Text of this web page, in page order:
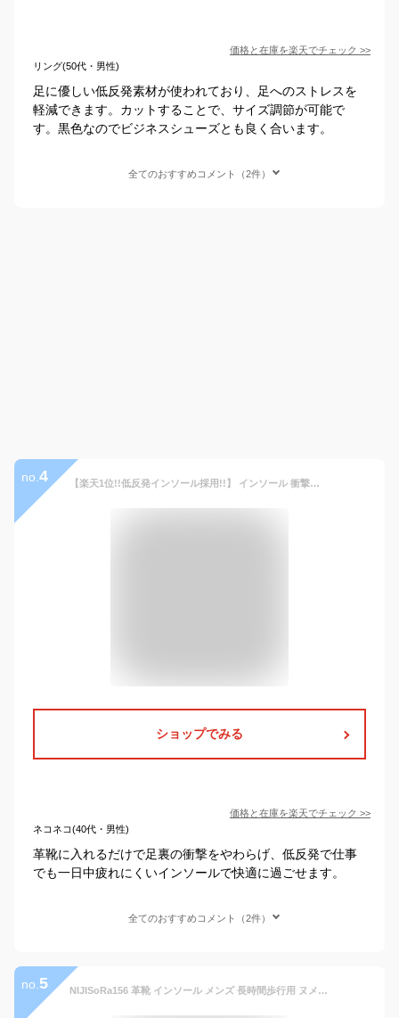
価格と在庫を楽天でチェック >>
リング(50代・男性)
足に優しい低反発素材が使われており、足へのストレスを
軽減できます。カットすることで、サイズ調節が可能で
す。黒色なのでビジネスシューズとも良く合います。
全てのおすすめコメント（2件）
no. 4 【楽天1位!!低反発インソール採用!!】 インソール 衝撃吸収 中敷き 中敷 サイズ調整 メンズ レディース スニーカー 革靴 扁平足 疲れない 軽量 防臭 土踏まず シークレット ダイエットインソール スポーツ つま先 立ち仕事 mj-1014
ショップでみる
価格と在庫を楽天でチェック >>
ネコネコ(40代・男性)
革靴に入れるだけで足裏の衝撃をやわらげ、低反発で仕事
でも一日中疲れにくいインソールで快適に過ごせます。
全てのおすすめコメント（2件）
no. 5 NIJISoRa156 革靴 インソール メンズ 長時間歩行用 ヌメ革 中敷き 本革 革 革中敷き ビジネスシューズ (ブラック, M(25.5-26.0cm))